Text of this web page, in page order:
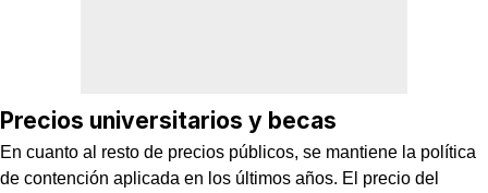
Precios universitarios y becas
En cuanto al resto de precios públicos, se mantiene la política
de contención aplicada en los últimos años. El precio del